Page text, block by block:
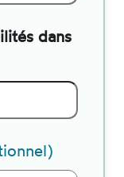
dans